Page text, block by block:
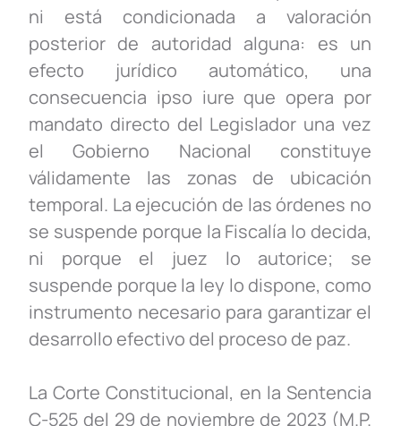
ni está condicionada a valoración
posterior de autoridad alguna: es un
efecto jurídico automático, una
consecuencia ipso iure que opera por
mandato directo del Legislador una vez
el Gobierno Nacional constituye
válidamente las zonas de ubicación
temporal. La ejecución de las órdenes no
se suspende porque la Fiscalía lo decida,
ni porque el juez lo autorice; se
suspende porque la ley lo dispone, como
instrumento necesario para garantizar el
desarrollo efectivo del proceso de paz.
La Corte Constitucional, en la Sentencia
C-525 del 29 de noviembre de 2023 (M.P.